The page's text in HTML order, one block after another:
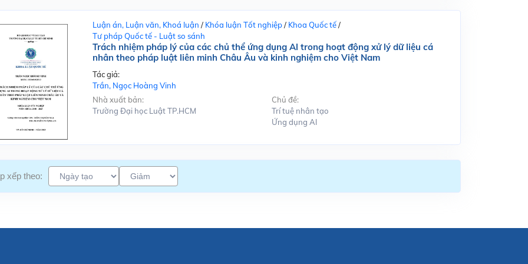
Luận án, Luận văn, Khoá luận / Khóa luận Tốt nghiệp/ Khoa Quốc tế/
Tư pháp Quốc tế - Luật so sánh
Trách nhiệm pháp lý của các chủ thể ứng dụng Al trong hoạt động xử lý dữ liệu cá
nhân theo pháp luật liên minh Châu Âu và kinh nghiệm cho Việt Nam
Tác giả:
Trần, Ngọc Hoàng Vinh
Nhà xuất bản:
Trường Đại học Luật TP.HCM
Chủ đề:
Trí tuệ nhân tạo
Ứng dụng Al
xếp theo: